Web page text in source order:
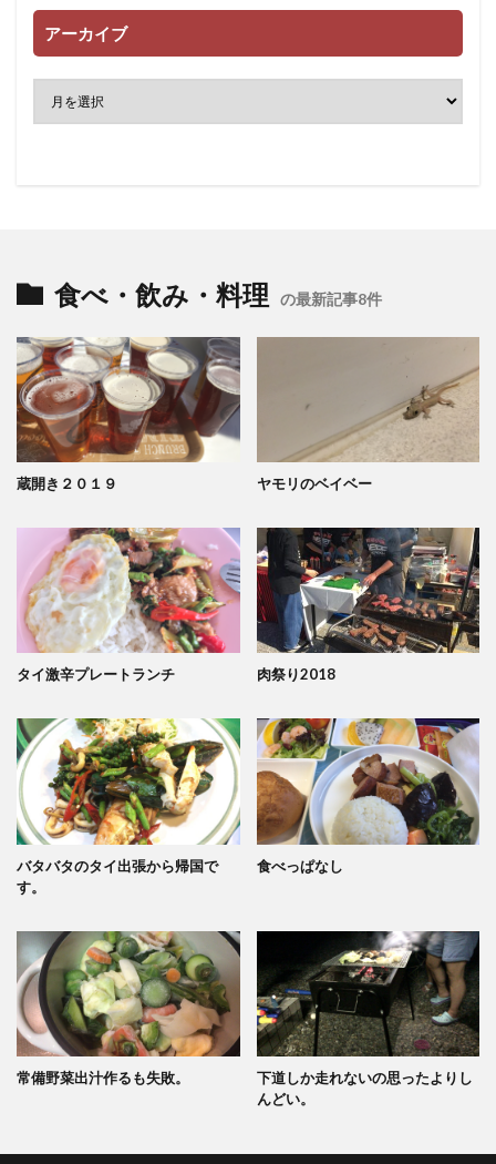
アーカイブ
食べ・飲み・料理 の最新記事8件
蔵開き２０１９ ヤモリのベイベー
タイ激辛プレートランチ 肉祭り2018
バタバタのタイ出張から帰国で
す。
食べっぱなし
常備野菜出汁作るも失敗。
下道しか走れないの思ったよりし
んどい。